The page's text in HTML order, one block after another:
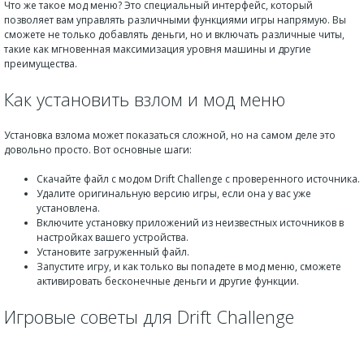
Что же такое мод меню? Это специальный интерфейс, который
позволяет вам управлять различными функциями игры напрямую. Вы
сможете не только добавлять деньги, но и включать различные читы,
такие как мгновенная максимизация уровня машины и другие
преимущества.
Как установить взлом и мод меню
Установка взлома может показаться сложной, но на самом деле это
довольно просто. Вот основные шаги:
Скачайте файл с модом Drift Challenge с проверенного источника.
Удалите оригинальную версию игры, если она у вас уже
установлена.
Включите установку приложений из неизвестных источников в
настройках вашего устройства.
Установите загруженный файл.
Запустите игру, и как только вы попадете в мод меню, сможете
активировать бесконечные деньги и другие функции.
Игровые советы для Drift Challenge